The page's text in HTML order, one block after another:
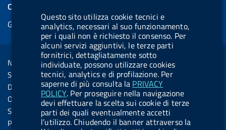
Questo sito utilizza cookie tecnici e
analytics, necessari al suo funzionamento,
per i quali non è richiesto il consenso. Per
alcuni servizi aggiuntivi, le terze parti
fornitrici, dettagliatamente sotto
individuate, possono utilizzare cookies
tecnici, analytics e di profilazione. Per
saperne di più consulta la PRIVACY
POLICY. Per proseguire nella navigazione
devi effettuare la scelta sui cookie di terze
parti dei quali eventualmente accetti
l’utilizzo. Chiudendo il banner attraverso la
l
.
b
u
t
t
o
n
.
s
k
y
u
b
e
l
.
b
u
t
t
o
n
COOKIES
Gestione cookie
Sezione Link Utili
Note legali
Social Media Policy
Dichiarazione di accessibilità
Obiettivi di accessibilità
Statistiche sito
Privacy